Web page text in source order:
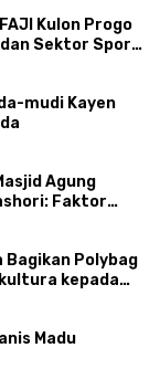
Kulon Progo
Sektor Sport
mudi Kayen
Agung
Faktor
Bagikan Polybag
kepada
Madu